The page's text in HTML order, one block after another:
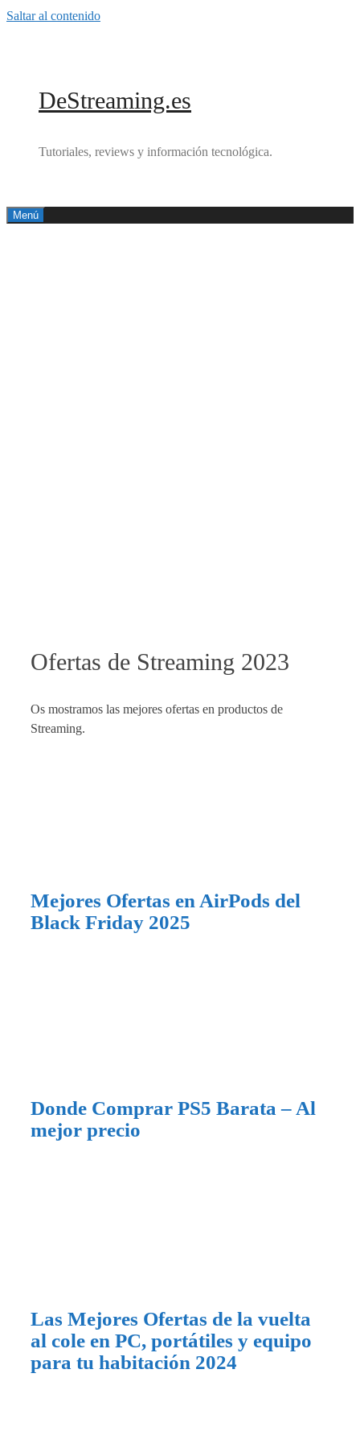
Saltar al contenido
DeStreaming.es
Tutoriales, reviews y información tecnológica.
Menú
Ofertas de Streaming 2023
Os mostramos las mejores ofertas en productos de
Streaming.
Mejores Ofertas en AirPods del
Black Friday 2025
Donde Comprar PS5 Barata – Al
mejor precio
Las Mejores Ofertas de la vuelta
al cole en PC, portátiles y equipo
para tu habitación 2024